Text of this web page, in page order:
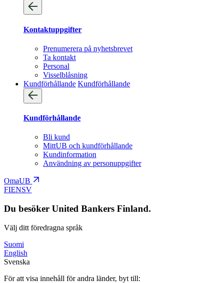
Kontaktuppgifter
Prenumerera på nyhetsbrevet
Ta kontakt
Personal
Visselblåsning
Kundförhållande Kundförhållande
Kundförhållande
Bli kund
MittUB och kundförhållande
Kundinformation
Användning av personuppgifter
OmaUB
FIENSV
Du besöker United Bankers Finland.
Välj ditt föredragna språk
Suomi
English
Svenska
För att visa innehåll för andra länder, byt till: